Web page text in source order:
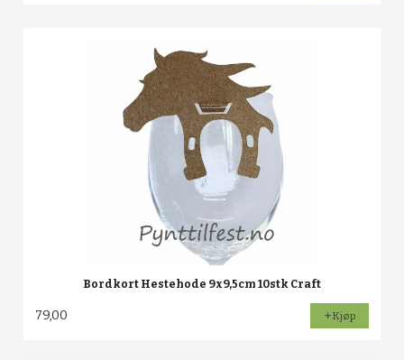
Bordkort Hestehode 9x9,5cm 10stk Craft
79,00 Kjøp